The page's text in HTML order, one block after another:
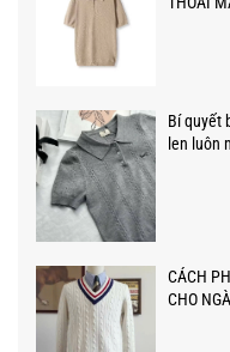
Bí quyết
len luôn
CÁCH
CHO